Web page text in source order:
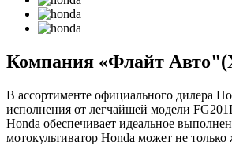
Компания «Флайт
В ассортименте официального дилера
исполнения от легчайшей модели
Honda обеспечивает идеальное
мотокультиватор Honda может не